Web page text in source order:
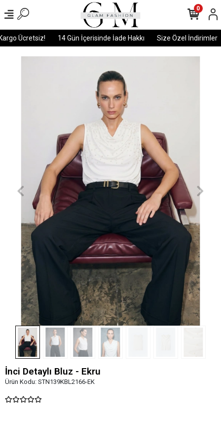
Ücretsiz! 14 Gün İçerisinde İade Hakkı Size Özel İndirimler
0
İnci Detaylı Bluz - Ekru
Ürün Kodu: STN139KBL2166-EK